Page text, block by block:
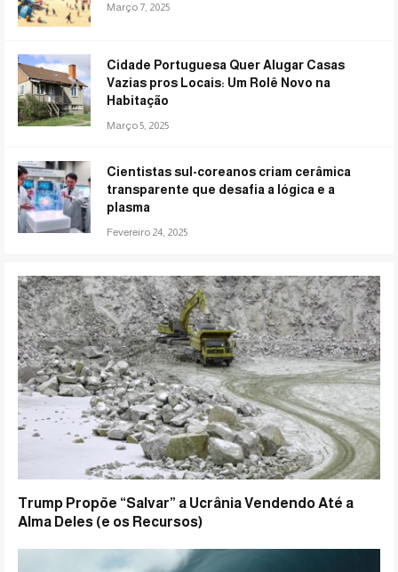
Março 7, 2025
Cidade Portuguesa Quer Alugar Casas
Vazias pros Locais: Um Rolê Novo na
Habitação
Março 5, 2025
Cientistas sul-coreanos criam cerâmica
transparente que desafia a lógica e a
plasma
Fevereiro 24, 2025
Trump Propõe “Salvar” a Ucrânia Vendendo Até a
Alma Deles (e os Recursos)